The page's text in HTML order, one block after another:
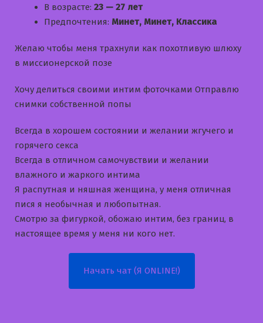
В возрасте: 23 — 27 лет
Предпочтения: Минет, Минет, Классика
Желаю чтобы меня трахнули как похотливую шлюху
в миссионерской позе
Хочу делиться своими интим фоточками Отправлю
снимки собственной попы
Всегда в хорошем состоянии и желании жгучего и
горячего секса
Всегда в отличном самочувствии и желании
влажного и жаркого интима
Я распутная и няшная женщина, у меня отличная
пися я необычная и любопытная.
Смотрю за фигуркой, обожаю интим, без границ, в
настоящее время у меня ни кого нет.
Начать чат (Я ONLINE!)